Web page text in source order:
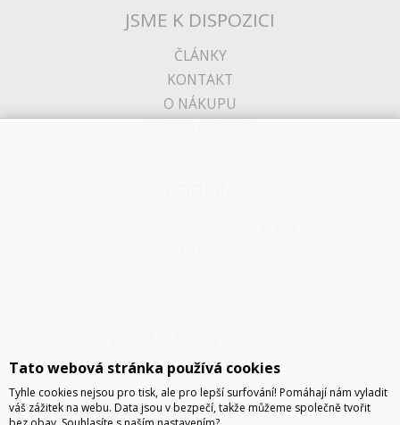
JSME K DISPOZICI
ČLÁNKY
KONTAKT
O NÁKUPU
NEWSLETTER
Tato webová stránka používá cookies
Tyhle cookies nejsou pro tisk, ale pro lepší surfování! Pomáhají nám vyladit
váš zážitek na webu. Data jsou v bezpečí, takže můžeme společně tvořit